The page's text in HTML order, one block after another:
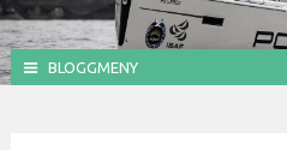
BLOGGMENY